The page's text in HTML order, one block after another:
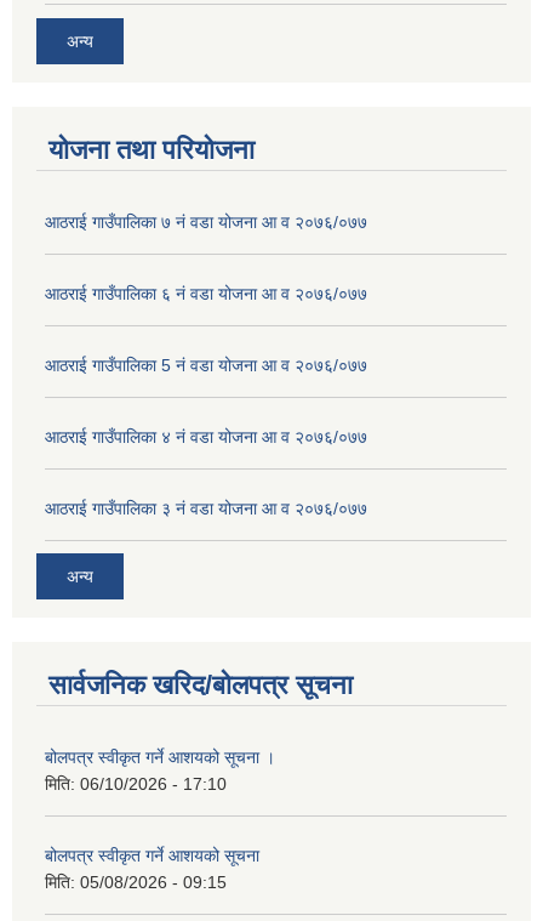
अन्य
योजना तथा परियोजना
आठराई गाउँपालिका ७ नं वडा योजना आ व २०७६/०७७
आठराई गाउँपालिका ६ नं वडा योजना आ व २०७६/०७७
आठराई गाउँपालिका 5 नं वडा योजना आ व २०७६/०७७
आठराई गाउँपालिका ४ नं वडा योजना आ व २०७६/०७७
आठराई गाउँपालिका ३ नं वडा योजना आ व २०७६/०७७
अन्य
सार्वजनिक खरिद/बोलपत्र सूचना
बोलपत्र स्वीकृत गर्ने आशयको सूचना ।
मिति: 06/10/2026 - 17:10
बोलपत्र स्वीकृत गर्ने आशयको सूचना
मिति: 05/08/2026 - 09:15